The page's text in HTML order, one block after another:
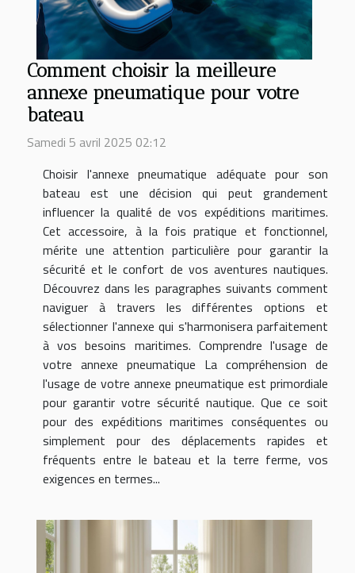
Comment choisir la meilleure
annexe pneumatique pour votre
bateau
Samedi 5 avril 2025 02:12
Choisir l'annexe pneumatique adéquate pour son
bateau est une décision qui peut grandement
influencer la qualité de vos expéditions maritimes.
Cet accessoire, à la fois pratique et fonctionnel,
mérite une attention particulière pour garantir la
sécurité et le confort de vos aventures nautiques.
Découvrez dans les paragraphes suivants comment
naviguer à travers les différentes options et
sélectionner l'annexe qui s'harmonisera parfaitement
à vos besoins maritimes. Comprendre l'usage de
votre annexe pneumatique La compréhension de
l'usage de votre annexe pneumatique est primordiale
pour garantir votre sécurité nautique. Que ce soit
pour des expéditions maritimes conséquentes ou
simplement pour des déplacements rapides et
fréquents entre le bateau et la terre ferme, vos
exigences en termes...